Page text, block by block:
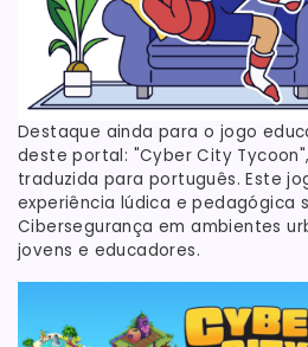
Destaque ainda para o jogo
deste portal: "Cyber City
traduzida para português. Este
experiência lúdica e pedagógica
Cibersegurança em ambientes
jovens e educadores.